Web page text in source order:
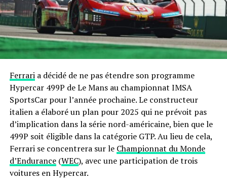
Ferraria décidé de ne pas étendre son programme
Hypercar 499P de Le Mans au championnat IMSA
SportsCar pour l’année prochaine. Le constructeur
italien a élaboré un plan pour 2025 qui ne prévoit pas
d’implication dans la série nord-américaine, bien que le
499P soit éligible dans la catégorie GTP. Au lieu de cela,
Ferrari se concentrera sur le Championnat du Monde
d’Endurance(WEC), avec une participation de trois
voitures en Hypercar.